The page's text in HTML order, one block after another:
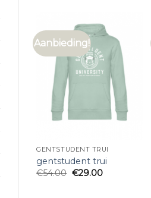
Aanbieding!
GENTSTUDENT TRUI
gentstudent trui
€54.00 €29.00